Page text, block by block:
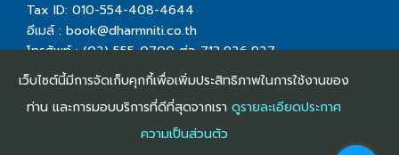
Tax ID: 010-554-408-4644
อีเมล์ : book@dharmniti.co.th
โทรศัพท์ : (02) 555-0700 ต่อ 713,926,927
โทรสาร : (02) 555-0728
เว็บไซต์นี้มีการจัดเก็บคุกกี้เพื่อเพิ่มประสิทธิภาพในการใช้งานของ
ท่าน และการมอบบริการที่ดีที่สุดจากเรา ดูรายละเอียดประกาศ
ความเป็นส่วนตัว